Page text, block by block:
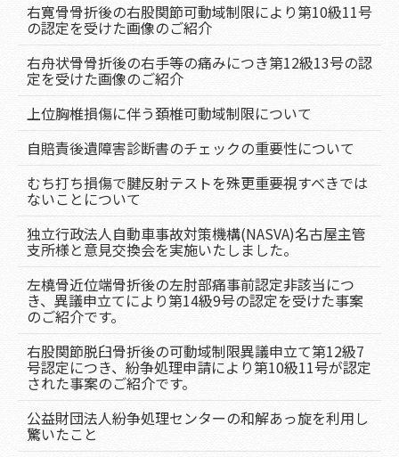
右寛骨骨折後の右股関節可動域制限により第10級11号
の認定を受けた画像のご紹介
右舟状骨骨折後の右手等の痛みにつき第12級13号の認
定を受けた画像のご紹介
上位胸椎損傷に伴う頚椎可動域制限について
自賠責後遺障害診断書のチェックの重要性について
むち打ち損傷で腱反射テストを殊更重要視すべきでは
ないことについて
独立行政法人自動車事故対策機構(NASVA)名古屋主管
支所様と意見交換会を実施いたしました。
左橈骨近位端骨折後の左肘部痛事前認定非該当につ
き、異議申立てにより第14級9号の認定を受けた事案
のご紹介です。
右股関節脱臼骨折後の可動域制限異議申立て第12級7
号認定につき、紛争処理申請により第10級11号が認定
された事案のご紹介です。
公益財団法人紛争処理センターの和解あっ旋を利用し
驚いたこと